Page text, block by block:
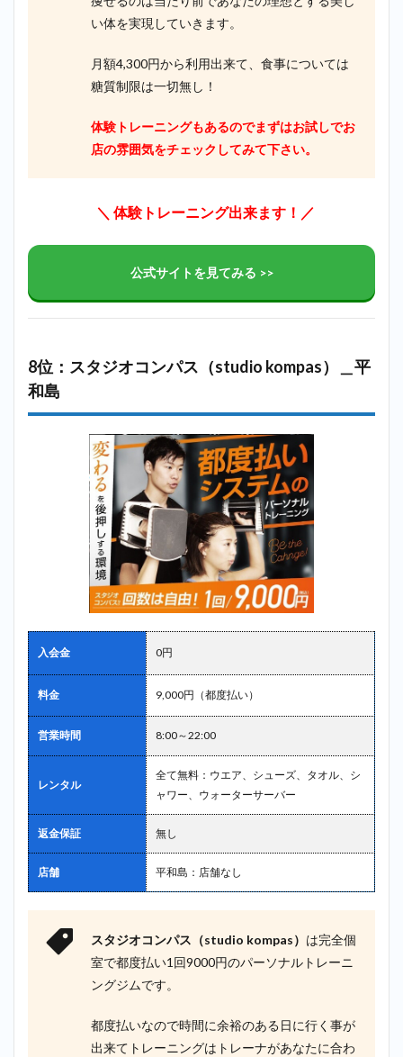
い体を実現していきます。
月額4,300円から利用出来て、食事については
糖質制限は一切無し！
体験トレーニングもあるのでまずはお試しでお
店の雰囲気をチェックしてみて下さい。
＼ 体験トレーニング出来ます！／
公式サイトを見てみる >>
8位：スタジオコンパス（studio kompas）＿平
和島
入会金 0円
料金 9,000円（都度払い）
営業時間 8:00～22:00
レンタル
全て無料：ウエア、シューズ、タオル、シ
ャワー、ウォーターサーバー
返金保証 無し
店舗 平和島：店舗なし
スタジオコンパス（studio kompas） は完全個
室で都度払い1回9000円のパーソナルトレーニ
ングジムです。
都度払いなので時間に余裕のある日に行く事が
出来てトレーニングはトレーナがあなたに合わ